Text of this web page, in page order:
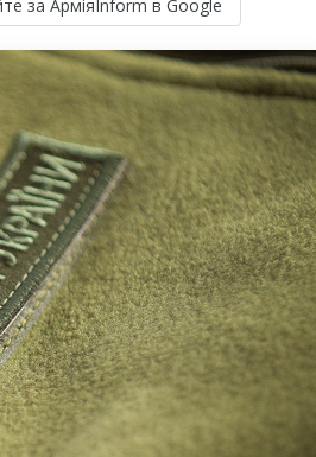
за АрміяInform в Google